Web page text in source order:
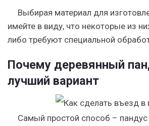
Выбирая материал для
имейте в виду, что некоторые из
либо требуют специальной
Почему деревянный
лучший вариант
Самый простой способ – пандус